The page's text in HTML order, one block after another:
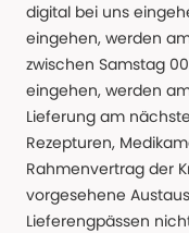
digital bei uns
eingehen, werden
zwischen Samstag
eingehen, werden
Lieferung am
Rezepturen,
Rahmenvertrag der
vorgesehene
Lieferengpässen